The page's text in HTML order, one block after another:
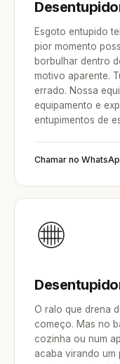
Esgoto entupido
pior momento
borbulhar dentro
motivo aparente.
errado. Nossa
equipamento e
entupimentos de
Chamar no
O ralo que drena
começo. Mas no
cozinha ou num
acaba virando um